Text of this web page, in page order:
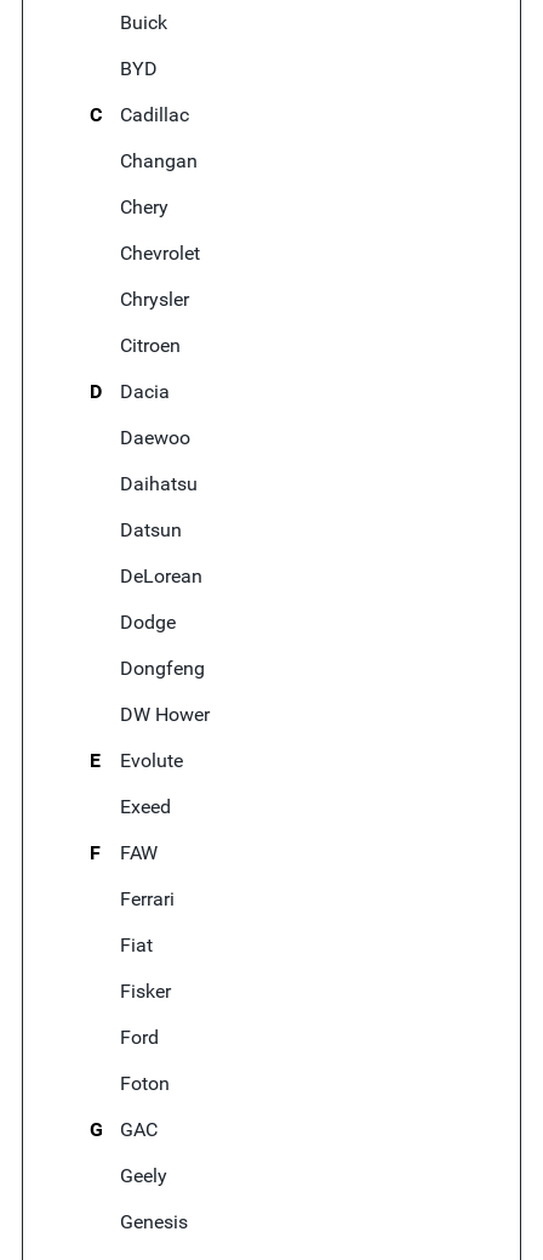
Buick
BYD
C
Cadillac
Changan
Chery
Chevrolet
Chrysler
Citroen
D
Dacia
Daewoo
Daihatsu
Datsun
DeLorean
Dodge
Dongfeng
DW Hower
E
Evolute
Exeed
F
FAW
Ferrari
Fiat
Fisker
Ford
Foton
G
GAC
Geely
Genesis